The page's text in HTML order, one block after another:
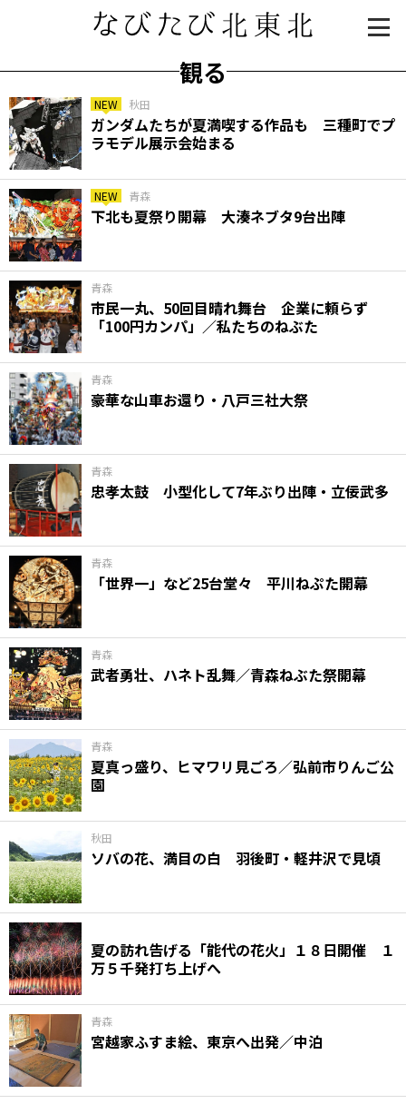
観る
NEW 秋田
ガンダムたちが夏満喫する作品も 三種町でプ
ラモデル展示会始まる
NEW 青森
下北も夏祭り開幕 大湊ネブタ9台出陣
青森
市民一丸、50回目晴れ舞台 企業に頼らず
「100円カンパ」／私たちのねぶた
青森
豪華な山車お還り・八戸三社大祭
青森
忠孝太鼓 小型化して7年ぶり出陣・立佞武多
青森
「世界一」など25台堂々 平川ねぷた開幕
青森
武者勇壮、ハネト乱舞／青森ねぶた祭開幕
青森
夏真っ盛り、ヒマワリ見ごろ／弘前市りんご公
園
秋田
ソバの花、満目の白 羽後町・軽井沢で見頃
夏の訪れ告げる「能代の花火」１８日開催 １
万５千発打ち上げへ
青森
宮越家ふすま絵、東京へ出発／中泊
知る一覧
世界遺産
文化・歴史
パワースポット
ミステリー
観る一覧
桜
花
紅葉
楽しむ一覧
まつり・イベント
聖地
おみやげ・特産
道の駅・産直
鉄道
アウトドア・レジャー
味わう一覧
麺類
ご当地グルメ
酒
スイーツ
癒す一覧
温泉
自然
宿泊
青森県
岩手県
秋田県